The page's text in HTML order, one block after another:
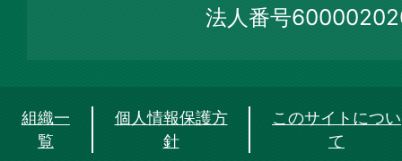
法人番号
組織一
覧
個人情報保護方
針
このサイトについ
て